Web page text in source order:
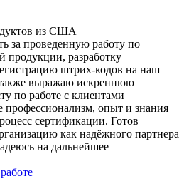
из США
за проведенную работу по
продукции, разработку
штрих-кодов на наш
выражаю искреннюю
по работе с клиентами
опыт и знания
сертификации. Готов
как надёжного партнера
на дальнейшее